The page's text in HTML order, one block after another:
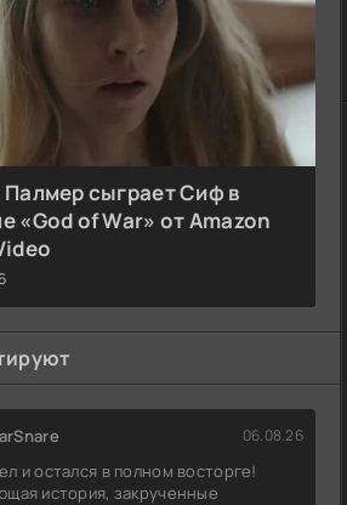
Палмер сыграет Сиф в
«God of War» от Amazon
06.08.26
и остался в полном восторге!
история, закрученные